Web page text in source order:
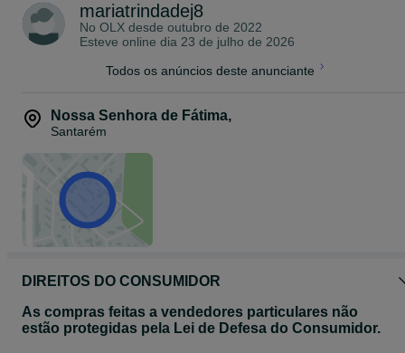
mariatrindadej8
No OLX desde outubro de 2022
Esteve online dia 23 de julho de 2026
Todos os anúncios deste anunciante
Nossa Senhora de Fátima,
Santarém
DIREITOS DO CONSUMIDOR
As compras feitas a vendedores particulares não
estão protegidas pela Lei de Defesa do Consumidor.